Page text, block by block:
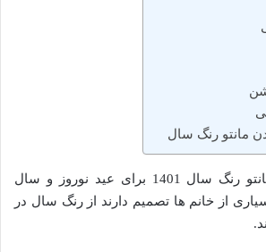
مانتو رنگ سال
آموزش ست کردن مانتو رنگ سال 1401 برای عید نوروز و سال
از خانم ها تصمیم دارند از رنگ سال در